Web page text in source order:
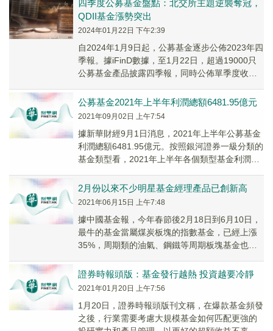
四季度公募基金盤點：北交所主題逆襲奪冠，
QDII基金漲勢突出
2024年01月22日 下午2:39
自2024年1月9日起，公募基金逐步公佈2023年四
季報。據iFinD數據，至1月22日，超過19000只
公募基金產品披露四季報，同時公佈單季度收益
之則虧損。
公募基金2021年上半年利潤總額6481.95億元
2021年09月02日 上午7:54
據新華財經9月1日消息，2021年上半年公募基金
利潤總額6481.95億元。按照銀河證券一級分類的
基金類型看，2021年上半年各個類型基金利潤情
2月份以來不少明星基金經理產品已創新高
2021年06月15日 上午7:48
據中國基金報，今年春節後2月18日到6月10日，
最牛的基金當屬煤炭板塊的指數基金，已經上漲
35%，周期類的油氣、鋼鐵等周期板塊基金也漲
證券時報頭版：基金發行越熱 投資越要冷靜
2021年01月20日 上午7:56
1月20日，證券時報頭版刊文稱，在爆款基金頻發
之後，行業需要考慮大規模基金如何匹配更強的